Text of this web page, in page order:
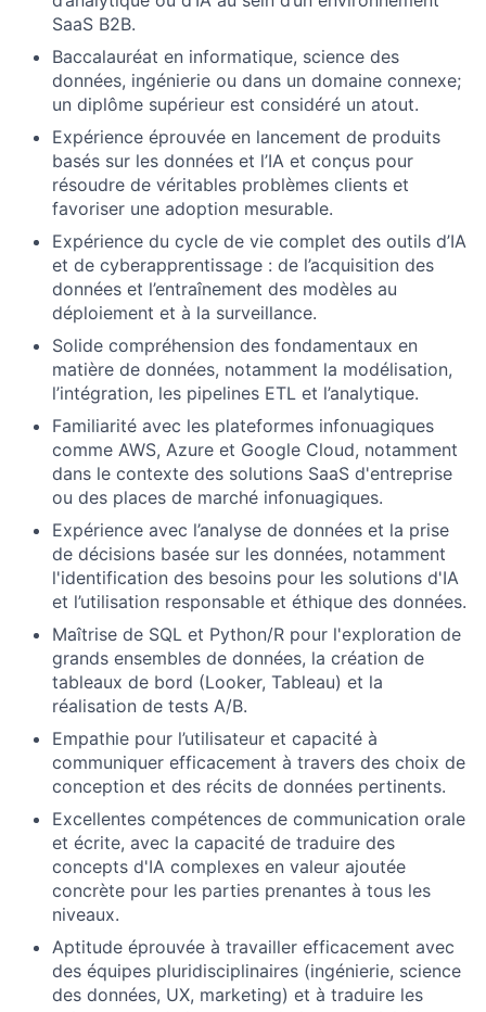
About
Team
Portfolio
Network
Blog
Careers
SaaS B2B.
Baccalauréat en informatique, science des
données, ingénierie ou dans un domaine connexe;
un diplôme supérieur est considéré un atout.
Expérience éprouvée en lancement de produits
basés sur les données et l’IA et conçus pour
résoudre de véritables problèmes clients et
favoriser une adoption mesurable.
Expérience du cycle de vie complet des outils d’IA
et de cyberapprentissage : de l’acquisition des
données et l’entraînement des modèles au
déploiement et à la surveillance.
Solide compréhension des fondamentaux en
matière de données, notamment la modélisation,
l’intégration, les pipelines ETL et l’analytique.
Familiarité avec les plateformes infonuagiques
comme AWS, Azure et Google Cloud, notamment
dans le contexte des solutions SaaS d'entreprise
ou des places de marché infonuagiques.
Expérience avec l’analyse de données et la prise
de décisions basée sur les données, notamment
l'identification des besoins pour les solutions d'IA
et l’utilisation responsable et éthique des données.
Maîtrise de SQL et Python/R pour l'exploration de
grands ensembles de données, la création de
tableaux de bord (Looker, Tableau) et la
réalisation de tests A/B.
Empathie pour l’utilisateur et capacité à
communiquer efficacement à travers des choix de
conception et des récits de données pertinents.
Excellentes compétences de communication orale
et écrite, avec la capacité de traduire des
concepts d'IA complexes en valeur ajoutée
concrète pour les parties prenantes à tous les
niveaux.
Aptitude éprouvée à travailler efficacement avec
des équipes pluridisciplinaires (ingénierie, science
des données, UX, marketing) et à traduire les